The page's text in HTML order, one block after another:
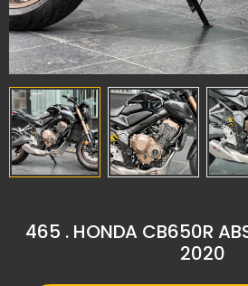
465 . HONDA CB650R
2020